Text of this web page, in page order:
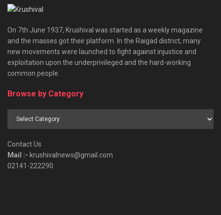
On 7th June 1937, Krushival was started as a weekly magazine
and the masses got their platform. In the Raigad district, many
new movements were launched to fight against injustice and
exploitation upon the underprivileged and the hard-working
common people.
Browse by Category
Browse
Contact Us
Mail :- krushivalnews@gmail.com
02141-222290